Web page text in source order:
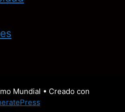
Mundial • Creado con